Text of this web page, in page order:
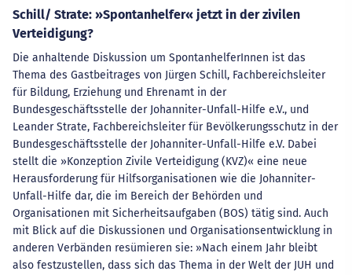
Schill/ Strate: »Spontanhelfer« jetzt in der zivilen
Verteidigung?
Die anhaltende Diskussion um SpontanhelferInnen ist das
Thema des Gastbeitrages von Jürgen Schill, Fachbereichsleiter
für Bildung, Erziehung und Ehrenamt in der
Bundesgeschäftsstelle der Johanniter-Unfall-Hilfe e.V., und
Leander Strate, Fachbereichsleiter für Bevölkerungsschutz in der
Bundesgeschäftsstelle der Johanniter-Unfall-Hilfe e.V. Dabei
stellt die »Konzeption Zivile Verteidigung (KVZ)« eine neue
Herausforderung für Hilfsorganisationen wie die Johanniter-
Unfall-Hilfe dar, die im Bereich der Behörden und
Organisationen mit Sicherheitsaufgaben (BOS) tätig sind. Auch
mit Blick auf die Diskussionen und Organisationsentwicklung in
anderen Verbänden resümieren sie: »Nach einem Jahr bleibt
also festzustellen, dass sich das Thema in der Welt der JUH und